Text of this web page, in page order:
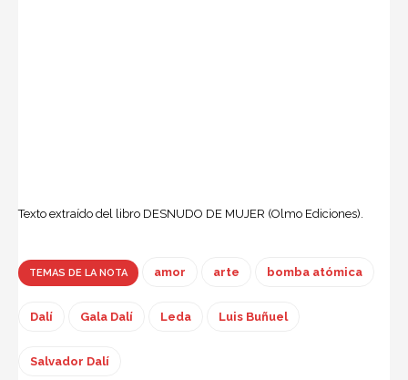
Texto extraído del libro DESNUDO DE MUJER (Olmo Ediciones).
TEMAS DE LA NOTA amor arte bomba atómica
Dalí Gala Dalí Leda Luis Buñuel
Salvador Dalí